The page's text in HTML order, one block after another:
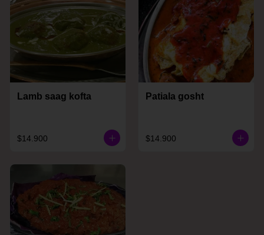
Lamb saag kofta
$14.900
Patiala gosht
$14.900